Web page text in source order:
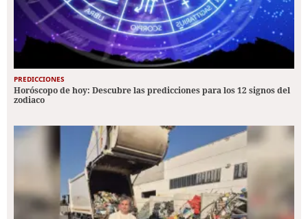
PREDICCIONES
Horóscopo de hoy: Descubre las predicciones para los 12 signos del
zodiaco